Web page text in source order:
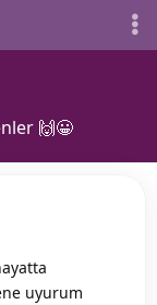
🙌😀
uyurum